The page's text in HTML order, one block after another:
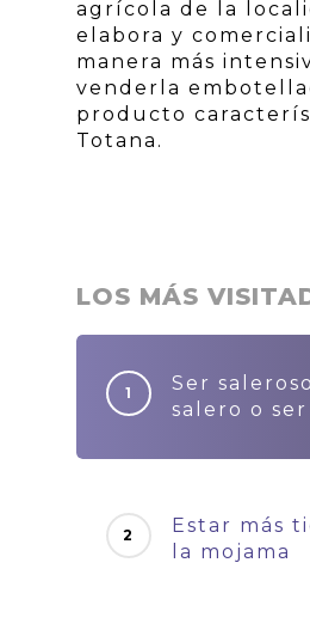
agrícola de la
elabora y
manera más
venderla
producto
Totana.
LOS MÁS
Ser
salero o ser
Estar más
la mojama